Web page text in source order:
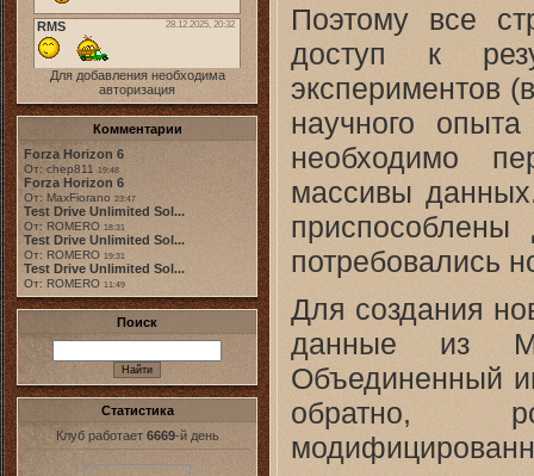
Для добавления необходима
авторизация
Комментарии
Forza Horizon 6
От: chep811 19:48
Forza Horizon 6
От: MaxFiorano 23:47
Test Drive Unlimited Sol...
От: ROMERO 18:31
Test Drive Unlimited Sol...
От: ROMERO 19:31
Test Drive Unlimited Sol...
От: ROMERO 11:49
Поиск
Статистика
Клуб работает 6669-й день
Поэтому все
доступ к
экспериментов
научного
необходимо
массивы
потребовались
Для создания
данные из
Объединенный
обратно,